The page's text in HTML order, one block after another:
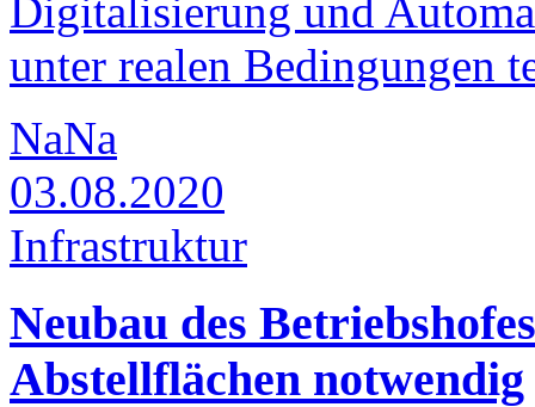
Digitalisierung und
unter realen Bedingungen
NaNa
03.08.2020
Infrastruktur
Neubau des
Abstellflächen notwendig